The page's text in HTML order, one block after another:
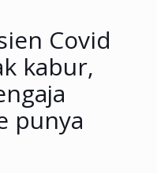
Covid
kabur,
punya